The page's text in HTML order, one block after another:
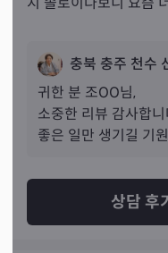
마음을 좀 잡을 수 있
추천드리고싶어요!
충북 충주 천수
귀한 분 조OO님,
소중한 리뷰 감사합
좋은 일만 생기길 기
상담 후기